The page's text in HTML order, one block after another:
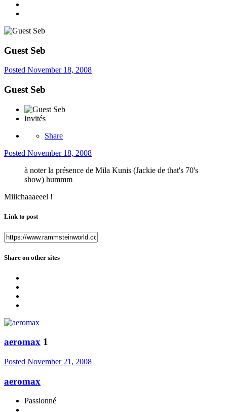
Guest Seb
Posted November 18, 2008
Guest Seb
Invités
Share
Posted November 18, 2008
à noter la présence de Mila Kunis (Jackie de that's 70's
show) hummm
Miiichaaaeeel !
Link to post
Share on other sites
aeromax 1
Posted November 21, 2008
aeromax
Passionné